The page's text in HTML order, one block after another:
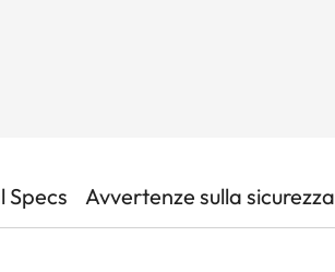
Specs Avvertenze sulla sicurezza